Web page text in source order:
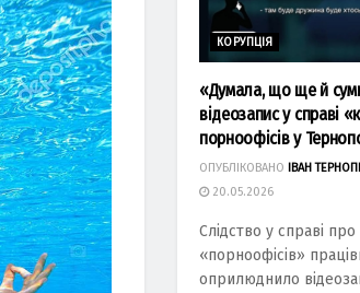
КОРУПЦІЯ
«Думала, що ще й
відеозапис у справі
порноофісів у
ОПУБЛІКОВАНО
ІВАН
20.05.2026
Слідство у справі
«порноофісів»
оприлюднило